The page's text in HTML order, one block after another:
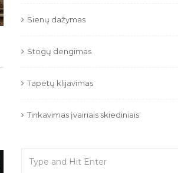
Sienų dažymas
Stogų dengimas
Tapetų klijavimas
Tinkavimas įvairiais skiediniais